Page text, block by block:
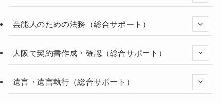
芸能人のための法務（総合サポート）
大阪で契約書作成・確認（総合サポート）
遺言・遺言執行（総合サポート）